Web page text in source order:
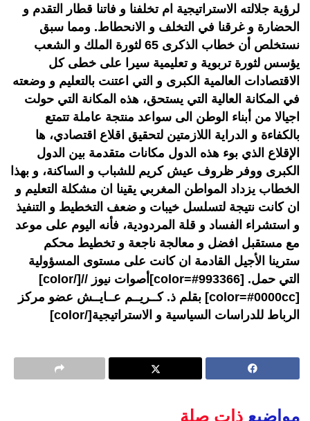
لرؤية جلالته الاستراتيجية ام تخلفنا و فاتنا قطار التقدم و
الحضارة و غرقنا في التخلف و الانحطاط. ومما سبق
نستخلص أن خطاب الذكرى 65 لثورة الملك و الشعب
يؤسس لثورة تربوية و تعليمية سيرا على خطى كل
الاقتصادات العالمية الكبرى و التي اعتنت بالتعليم و وضعته
في المكانة العالية التي يستحق، هذه المكانة التي حولت
اجيالا من أبناء الوطن الى سواعد منتجة عاملة تتمتع
بالكفاءة و الدراية اللازمتين لتحقيق اقلاع اقتصادي، ها
الإقلاع الذي بوء هذه الدول مكانات متقدمة بين الدول
الكبرى ووفر ظروف عيش كريم للشباب و الساكنة، و بهذا
الخطاب يزداد المواطن المغربي يقينا ان مشكلة التعليم و
ان كانت نتيجة لتسلسل خيبات و ضعف التخطيط و التنفيذ
و استشراء الفساد و قلة المردودية، فأنه اليوم على موعد
مع مستقبل افضل و معالجة ناجعة و تخطيط محكم
سترينا الأجيل القادمة ان كانت على مستوى المسؤولية
التي حمل. [color=#993366]أصوات نيوز //[/color]
[color=#0000cc] بقلم ذ. كــريــم عــايــش عضو مركز
الرباط للدراسات السياسية و الاستراتيجية[/color]
مواضيع ذات صلة